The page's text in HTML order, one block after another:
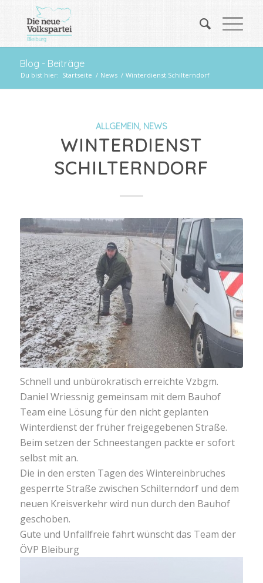
Blog - Beiträge
Du bist hier: Startseite / News / Winterdienst Schilterndorf
ALLGEMEIN, NEWS
WINTERDIENST
SCHILTERNDORF
Schnell und unbürokratisch erreichte Vzbgm.
Daniel Wriessnig gemeinsam mit dem Bauhof
Team eine Lösung für den nicht geplanten
Winterdienst der früher freigegebenen Straße.
Beim setzen der Schneestangen packte er sofort
selbst mit an.
Die in den ersten Tagen des Wintereinbruches
gesperrte Straße zwischen Schilterndorf und dem
neuen Kreisverkehr wird nun durch den Bauhof
geschoben.
Gute und Unfallfreie fahrt wünscht das Team der
ÖVP Bleiburg